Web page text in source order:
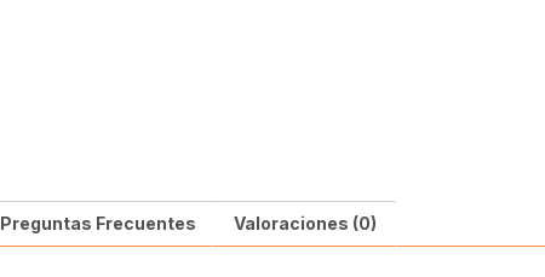
Preguntas Frecuentes Valoraciones (0)